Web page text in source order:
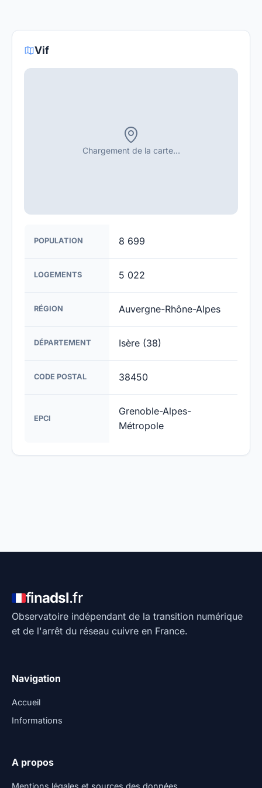
rendre la fibre optique accessible dans toute la
France. Bien que certaines zones rurales puissent
être plus difficiles à couvrir, l'objectif est de
fournir un accès à la fibre à la majorité des foyers
Vif
Chargement de la carte…
POPULATION 8 699
LOGEMENTS 5 022
RÉGION Auvergne-Rhône-Alpes
DÉPARTEMENT Isère (38)
CODE POSTAL 38450
EPCI
Grenoble-Alpes-
Métropole
finadsl.fr
Observatoire indépendant de la transition numérique
et de l'arrêt du réseau cuivre en France.
Navigation
Accueil
Informations
A propos
Mentions légales et sources des données